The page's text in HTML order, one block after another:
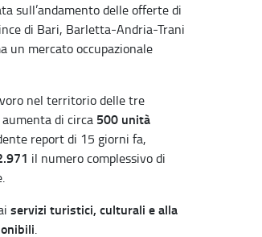
sull’andamento delle offerte di
di Bari, Barletta-Andria-Trani
un mercato occupazionale
nel territorio delle tre
di circa 500 unità
report di 15 giorni fa,
il numero complessivo di
servizi turistici, culturali e alla
.